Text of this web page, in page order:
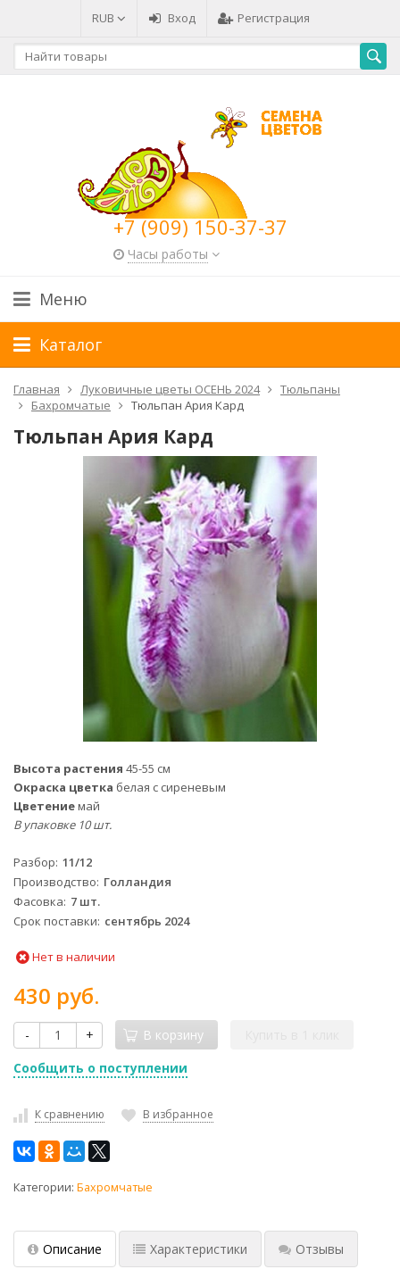
RUB Вход Регистрация
+7 (909) 150-37-37
Часы работы
Меню
Каталог
Главная Луковичные цветы ОСЕНЬ 2024
Тюльпаны
Бахромчатые
Тюльпан Ария Кард
Тюльпан Ария Кард
Высота растения 45-55 см
Окраска цветка белая с сиреневым
Цветениемай
В упаковке 10 шт.
Разбор 11/12
Производство Голландия
Фасовка 7 шт.
Срок поставки сентябрь 2024
Нет в наличии
430 руб.
- + В корзину
Сообщить о поступлении
К сравнению В избранное
Категории: Бахромчатые
Описание Характеристики Отзывы